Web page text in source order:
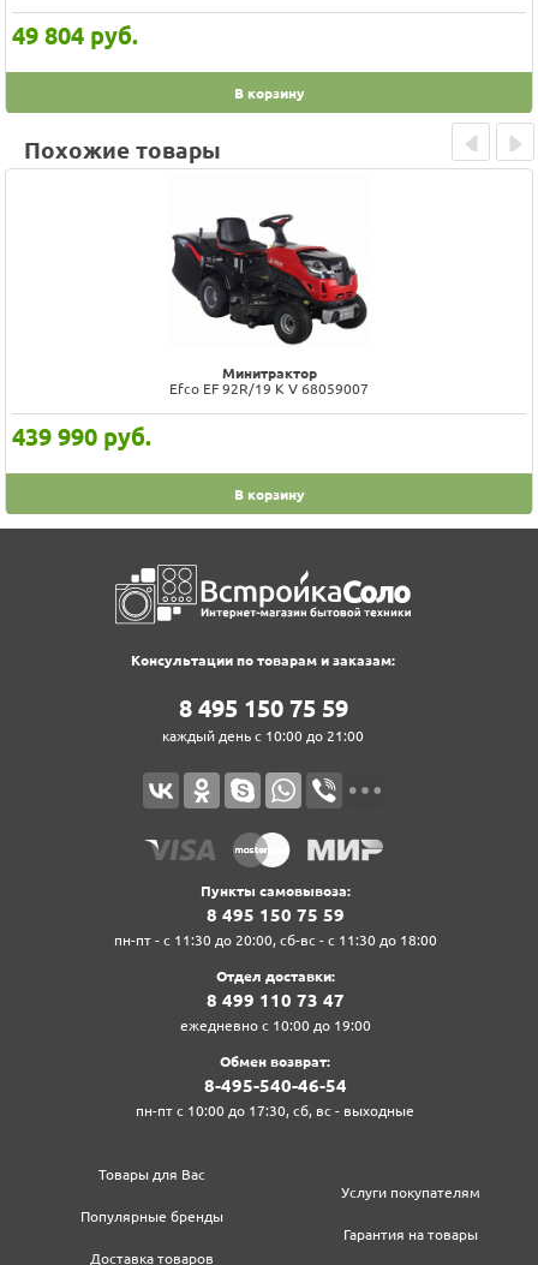
49 804 руб.
В корзину
Похожие товары
Минитрактор
Efco EF 92R/19 K V 68059007
439 990 руб.
В корзину
Prev Next
Консультации по товарам и заказам:
8‍ 4‍9‍5‍ 1‍5‍0‍ 7‍5‍ 5‍9‍
каждый день с 10:00 до 21:00
Пункты самовывоза:
8‍ 4‍9‍5‍ 1‍5‍0‍ 7‍5‍ 5‍9‍
пн-пт - с 11:30 до 20:00, сб-вс - с 11:30 до 18:00
Отдел доставки:
8‍ 4‍9‍9‍ 1‍1‍0‍ 7‍3‍ 4‍7‍
ежедневно с 10:00 до 19:00
Обмен возврат:
8‍-4‍9‍5‍-5‍4‍0‍-4‍6‍-5‍4‍
пн-пт с 10:00 до 17:30, сб, вс - выходные
Товары для Вас
Популярные бренды
Доставка товаров
Услуги покупателям
Гарантия на товары